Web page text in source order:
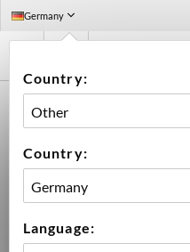
Germany
Country:
Country:
Language:
VIKING VIENNA MALT WHOLE BAG 25 KG